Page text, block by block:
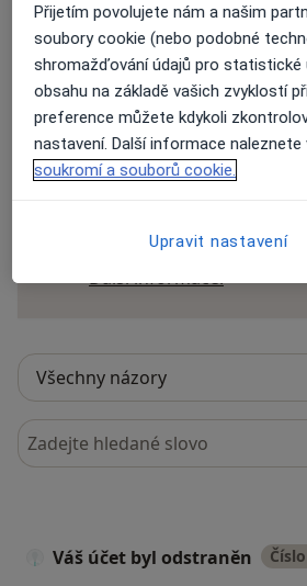
Přidejte svůj
28 názorů
Specialisté nemají
odstranění nebo změnu
Další informace.Další
Hledejte v názorech
Váš účet byl odstraněn
Přijetím povolujete nám a našim
soubory cookie (nebo podobné
shromažďování údajů pro statistické
obsahu na základě vašich zvyklostí
preference můžete kdykoli
nastavení. Další informace naleznete
soukromí a souborů cookie.
Upravit nastavení